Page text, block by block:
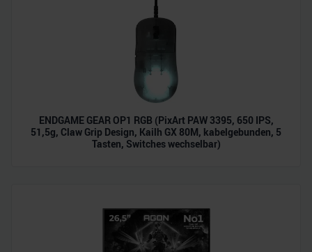
ENDGAME GEAR OP1 RGB (PixArt PAW 3395, 650 IPS,
51,5g, Claw Grip Design, Kailh GX 80M, kabelgebunden, 5
Tasten, Switches wechselbar)